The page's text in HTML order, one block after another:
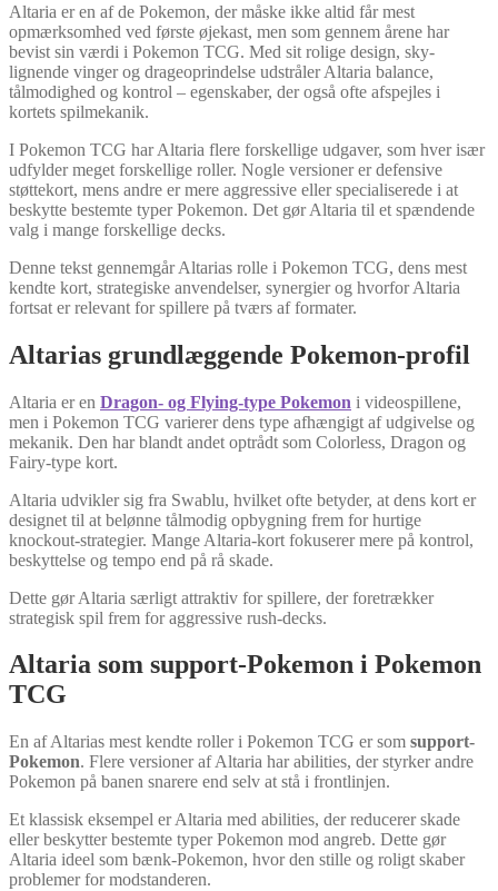
Altaria er en af de Pokemon, der måske ikke altid får mest
opmærksomhed ved første øjekast, men som gennem årene har
bevist sin værdi i Pokemon TCG. Med sit rolige design, sky-
lignende vinger og drageoprindelse udstråler Altaria balance,
tålmodighed og kontrol – egenskaber, der også ofte afspejles i
kortets spilmekanik.
I Pokemon TCG har Altaria flere forskellige udgaver, som hver især
udfylder meget forskellige roller. Nogle versioner er defensive
støttekort, mens andre er mere aggressive eller specialiserede i at
beskytte bestemte typer Pokemon. Det gør Altaria til et spændende
valg i mange forskellige decks.
Denne tekst gennemgår Altarias rolle i Pokemon TCG, dens mest
kendte kort, strategiske anvendelser, synergier og hvorfor Altaria
fortsat er relevant for spillere på tværs af formater.
Altarias grundlæggende Pokemon-profil
Altaria er en Dragon- og Flying-type Pokemon i videospillene,
men i Pokemon TCG varierer dens type afhængigt af udgivelse og
mekanik. Den har blandt andet optrådt som Colorless, Dragon og
Fairy-type kort.
Altaria udvikler sig fra Swablu, hvilket ofte betyder, at dens kort er
designet til at belønne tålmodig opbygning frem for hurtige
knockout-strategier. Mange Altaria-kort fokuserer mere på kontrol,
beskyttelse og tempo end på rå skade.
Dette gør Altaria særligt attraktiv for spillere, der foretrækker
strategisk spil frem for aggressive rush-decks.
Altaria som support-Pokemon i Pokemon
TCG
En af Altarias mest kendte roller i Pokemon TCG er som support-
Pokemon. Flere versioner af Altaria har abilities, der styrker andre
Pokemon på banen snarere end selv at stå i frontlinjen.
Et klassisk eksempel er Altaria med abilities, der reducerer skade
eller beskytter bestemte typer Pokemon mod angreb. Dette gør
Altaria ideel som bænk-Pokemon, hvor den stille og roligt skaber
problemer for modstanderen.